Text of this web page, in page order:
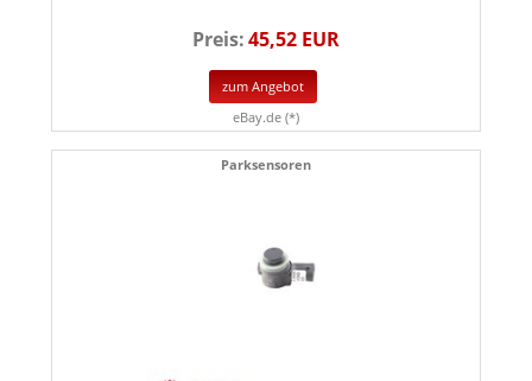
Preis:45,52 EUR
zum Angebot
eBay.de (*)
Parksensoren